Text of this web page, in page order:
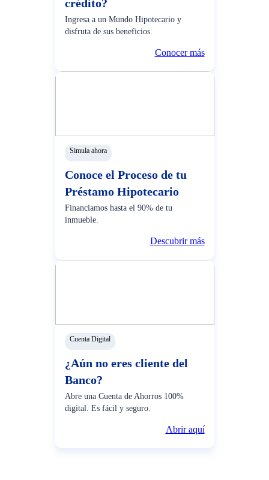
crédito?
Ingresa a un Mundo Hipotecario y
disfruta de sus beneficios.
Conocer más
Simula ahora
Conoce el Proceso de tu
Préstamo Hipotecario
Financiamos hasta el 90% de tu
inmueble.
Descubrir más
Cuenta Digital
¿Aún no eres cliente del
Banco?
Abre una Cuenta de Ahorros 100%
digital. Es fácil y seguro.
Abrir aquí